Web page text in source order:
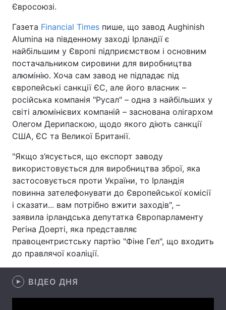
Техно і зв'язок
Зброя Інциденти
Цікавинки Погода
Екологія Регіони
Лонгріди
Відео з Youtube Статті
Інтерв'ю Думки
Вакансії
Контакти
Послуги
Євросоюзі.
Газета Financial Times пише, що завод Aughinish
Alumina на південному заході Ірландії є
найбільшим у Європі підприємством і основним
постачальником сировини для виробництва
алюмінію. Хоча сам завод не підпадає під
європейські санкції ЄС, але його власник –
російська компанія "Русал" – одна з найбільших у
світі алюмінієвих компаній – заснована олігархом
Олегом Дерипаскою, щодо якого діють санкції
США, ЄС та Великої Британії.
"Якщо з’ясується, що експорт заводу
використовується для виробництва зброї, яка
застосовується проти України, то Ірландія
повинна зателефонувати до Європейської комісії
і сказати... вам потрібно вжити заходів", –
заявила ірландська депутатка Європарламенту
Регіна Доерті, яка представляє
правоцентристську партію "Фіне Гел", що входить
до правлячої коаліції.
ВІДЕО ДНЯ